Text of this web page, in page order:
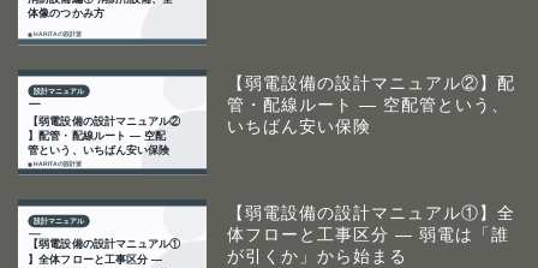
【弱電設備の設計マニュアル②】配
管・配線ルート ― 空配管という、
いちばん安い保険
【弱電設備の設計マニュアル①】全
体フローと工事区分 ― 弱電は「誰
が引くか」から始まる